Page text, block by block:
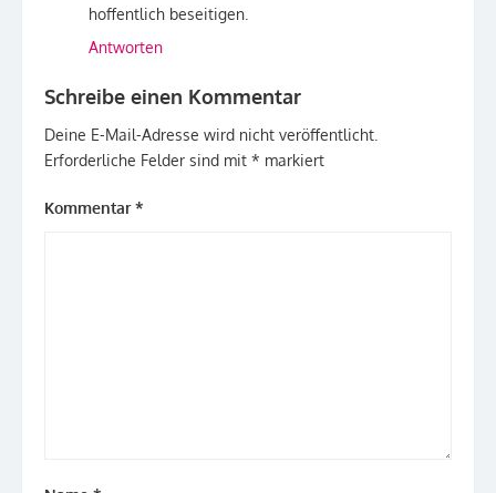
hoffentlich beseitigen.
Antworten
Schreibe einen Kommentar
Deine E-Mail-Adresse wird nicht veröffentlicht.
Erforderliche Felder sind mit * markiert
Kommentar*